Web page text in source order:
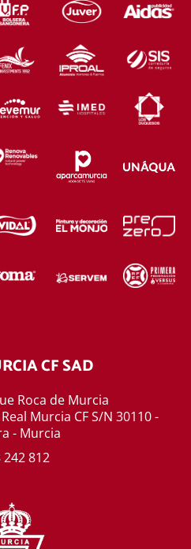
CF SAD
Roca de Murcia
Murcia CF S/N 30110 -
- Murcia
242 812